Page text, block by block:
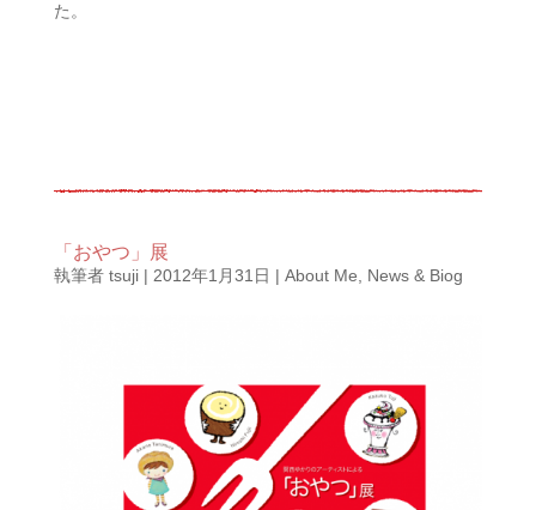
た。
「おやつ」展
執筆者 tsuji| 2012年1月31日 | About Me, News & Biog